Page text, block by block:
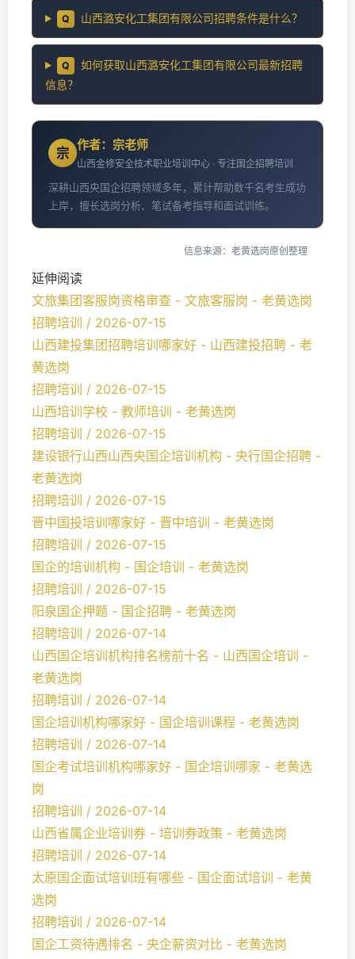
Q 山西潞安化工集团有限公司招聘条件是什么？
Q
如何获取山西潞安化工集团有限公司最新招聘
信息？
宗
作者：宗老师
山西金修安全技术职业培训中心 · 专注国企招聘培训
深耕山西央国企招聘领域多年，累计帮助数千名考生成功
上岸，擅长选岗分析、笔试备考指导和面试训练。
信息来源：老黄选岗原创整理
延伸阅读
文旅集团客服岗资格审查 - 文旅客服岗 - 老黄选岗
招聘培训 / 2026-07-15
山西建投集团招聘培训哪家好 - 山西建投招聘 - 老
黄选岗
招聘培训 / 2026-07-15
山西培训学校 - 教师培训 - 老黄选岗
招聘培训 / 2026-07-15
建设银行山西山西央国企培训机构 - 央行国企招聘 -
老黄选岗
招聘培训 / 2026-07-15
晋中国投培训哪家好 - 晋中培训 - 老黄选岗
招聘培训 / 2026-07-15
国企的培训机构 - 国企培训 - 老黄选岗
招聘培训 / 2026-07-15
阳泉国企押题 - 国企招聘 - 老黄选岗
招聘培训 / 2026-07-14
山西国企培训机构排名榜前十名 - 山西国企培训 -
老黄选岗
招聘培训 / 2026-07-14
国企培训机构哪家好 - 国企培训课程 - 老黄选岗
招聘培训 / 2026-07-14
国企考试培训机构哪家好 - 国企培训哪家 - 老黄选
岗
招聘培训 / 2026-07-14
山西省属企业培训券 - 培训券政策 - 老黄选岗
招聘培训 / 2026-07-14
太原国企面试培训班有哪些 - 国企面试培训 - 老黄
选岗
招聘培训 / 2026-07-14
国企工资待遇排名 - 央企薪资对比 - 老黄选岗